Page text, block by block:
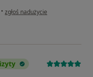
• w opinii użytkownika Agata
zgłoś nadużycie